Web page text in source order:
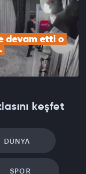
devam etti o
keşfet
DÜNYA
SPOR